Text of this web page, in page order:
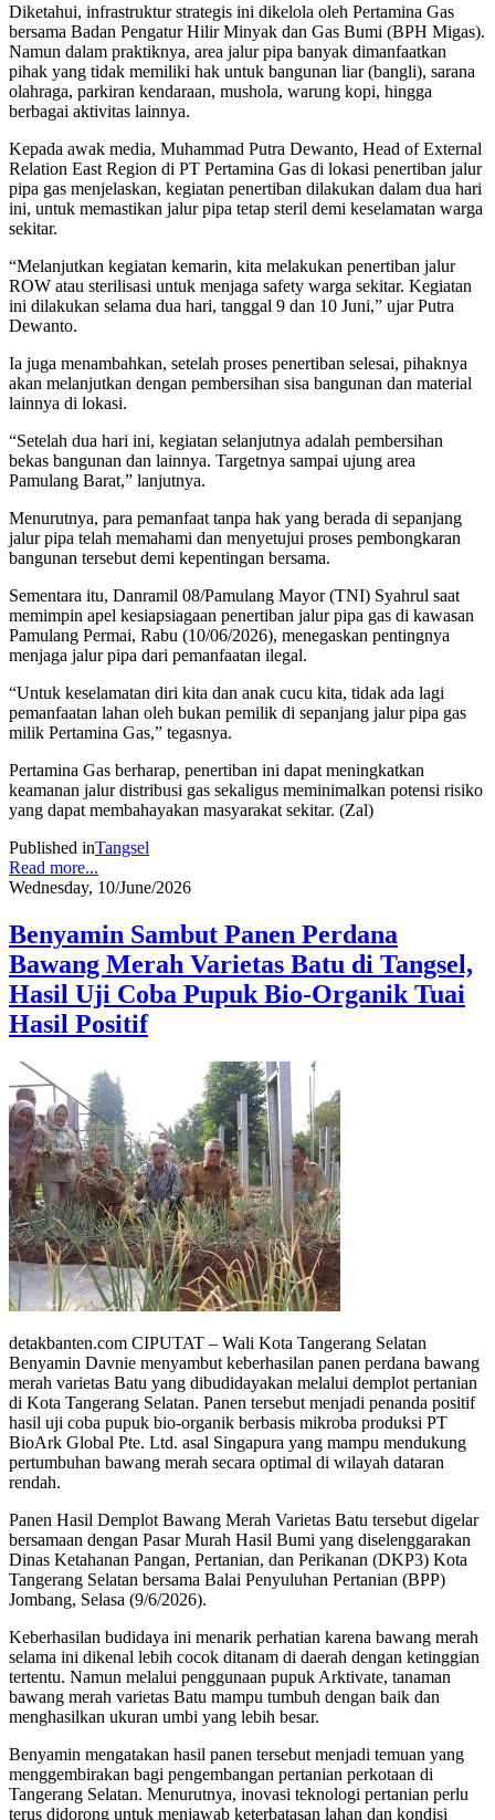
Diketahui, infrastruktur strategis ini dikelola oleh Pertamina Gas
bersama Badan Pengatur Hilir Minyak dan Gas Bumi (BPH Migas).
Namun dalam praktiknya, area jalur pipa banyak dimanfaatkan
pihak yang tidak memiliki hak untuk bangunan liar (bangli), sarana
olahraga, parkiran kendaraan, mushola, warung kopi, hingga
berbagai aktivitas lainnya.
Kepada awak media, Muhammad Putra Dewanto, Head of External
Relation East Region di PT Pertamina Gas di lokasi penertiban jalur
pipa gas menjelaskan, kegiatan penertiban dilakukan dalam dua hari
ini, untuk memastikan jalur pipa tetap steril demi keselamatan warga
sekitar.
“Melanjutkan kegiatan kemarin, kita melakukan penertiban jalur
ROW atau sterilisasi untuk menjaga safety warga sekitar. Kegiatan
ini dilakukan selama dua hari, tanggal 9 dan 10 Juni,” ujar Putra
Dewanto.
Ia juga menambahkan, setelah proses penertiban selesai, pihaknya
akan melanjutkan dengan pembersihan sisa bangunan dan material
lainnya di lokasi.
“Setelah dua hari ini, kegiatan selanjutnya adalah pembersihan
bekas bangunan dan lainnya. Targetnya sampai ujung area
Pamulang Barat,” lanjutnya.
Menurutnya, para pemanfaat tanpa hak yang berada di sepanjang
jalur pipa telah memahami dan menyetujui proses pembongkaran
bangunan tersebut demi kepentingan bersama.
Sementara itu, Danramil 08/Pamulang Mayor (TNI) Syahrul saat
memimpin apel kesiapsiagaan penertiban jalur pipa gas di kawasan
Pamulang Permai, Rabu (10/06/2026), menegaskan pentingnya
menjaga jalur pipa dari pemanfaatan ilegal.
“Untuk keselamatan diri kita dan anak cucu kita, tidak ada lagi
pemanfaatan lahan oleh bukan pemilik di sepanjang jalur pipa gas
milik Pertamina Gas,” tegasnya.
Pertamina Gas berharap, penertiban ini dapat meningkatkan
keamanan jalur distribusi gas sekaligus meminimalkan potensi risiko
yang dapat membahayakan masyarakat sekitar. (Zal)
Published inTangsel
Read more...
Wednesday, 10/June/2026
Benyamin Sambut Panen Perdana
Bawang Merah Varietas Batu di Tangsel,
Hasil Uji Coba Pupuk Bio-Organik Tuai
Hasil Positif
detakbanten.com CIPUTAT – Wali Kota Tangerang Selatan
Benyamin Davnie menyambut keberhasilan panen perdana bawang
merah varietas Batu yang dibudidayakan melalui demplot pertanian
di Kota Tangerang Selatan. Panen tersebut menjadi penanda positif
hasil uji coba pupuk bio-organik berbasis mikroba produksi PT
BioArk Global Pte. Ltd. asal Singapura yang mampu mendukung
pertumbuhan bawang merah secara optimal di wilayah dataran
rendah.
Panen Hasil Demplot Bawang Merah Varietas Batu tersebut digelar
bersamaan dengan Pasar Murah Hasil Bumi yang diselenggarakan
Dinas Ketahanan Pangan, Pertanian, dan Perikanan (DKP3) Kota
Tangerang Selatan bersama Balai Penyuluhan Pertanian (BPP)
Jombang, Selasa (9/6/2026).
Keberhasilan budidaya ini menarik perhatian karena bawang merah
selama ini dikenal lebih cocok ditanam di daerah dengan ketinggian
tertentu. Namun melalui penggunaan pupuk Arktivate, tanaman
bawang merah varietas Batu mampu tumbuh dengan baik dan
menghasilkan ukuran umbi yang lebih besar.
Benyamin mengatakan hasil panen tersebut menjadi temuan yang
menggembirakan bagi pengembangan pertanian perkotaan di
Tangerang Selatan. Menurutnya, inovasi teknologi pertanian perlu
terus didorong untuk menjawab keterbatasan lahan dan kondisi